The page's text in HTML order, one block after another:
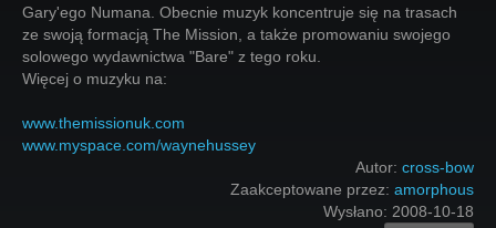
Gary'ego Numana. Obecnie muzyk koncentruje się na trasach
ze swoją formacją The Mission, a także promowaniu swojego
solowego wydawnictwa "Bare" z tego roku.
Więcej o muzyku na:
www.themissionuk.com
www.myspace.com/waynehussey
Autor: cross-bow
Zaakceptowane przez: amorphous
Wysłano: 2008-10-18